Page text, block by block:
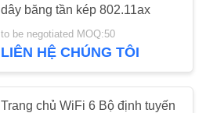
dây băng tần kép 802.11ax
to be negotiated MOQ:50
LIÊN HỆ CHÚNG TÔI
Trang chủ WiFi 6 Bộ định tuyến